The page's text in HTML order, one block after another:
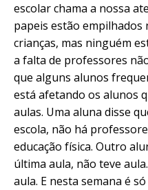
escolar chama a nossa
papeis estão
crianças, mas ninguém
a falta de professores
que alguns alunos
está afetando os alunos
aulas. Uma aluna disse
escola, não há
educação física. Outro
última aula, não teve
aula. E nesta semana é